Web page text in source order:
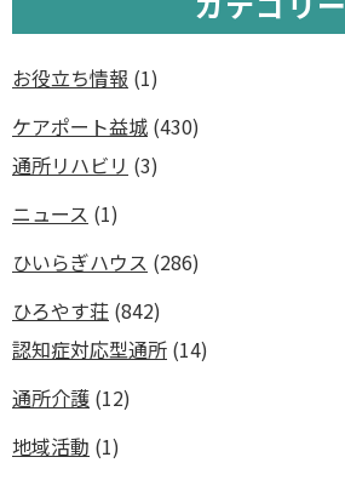
お役立ち情報 (1)
ケアポート益城 (430)
通所リハビリ (3)
ニュース (1)
ひいらぎハウス (286)
ひろやす荘 (842)
認知症対応型通所 (14)
通所介護 (12)
地域活動 (1)